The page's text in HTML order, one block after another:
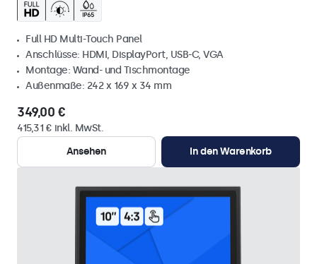
Full HD Multi-Touch Panel
Anschlüsse: HDMI, DisplayPort, USB-C, VGA
Montage: Wand- und Tischmontage
Außenmaße: 242 x 169 x 34 mm
349,00 €
415,31 € inkl. MwSt.
Ansehen
In den Warenkorb